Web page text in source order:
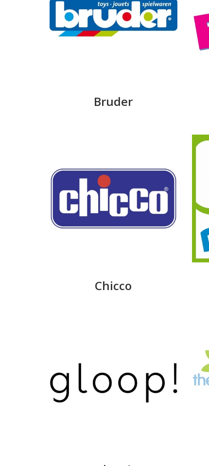
Bruder
Chicco